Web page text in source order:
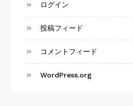
ログイン
投稿フィード
コメントフィード
WordPress.org